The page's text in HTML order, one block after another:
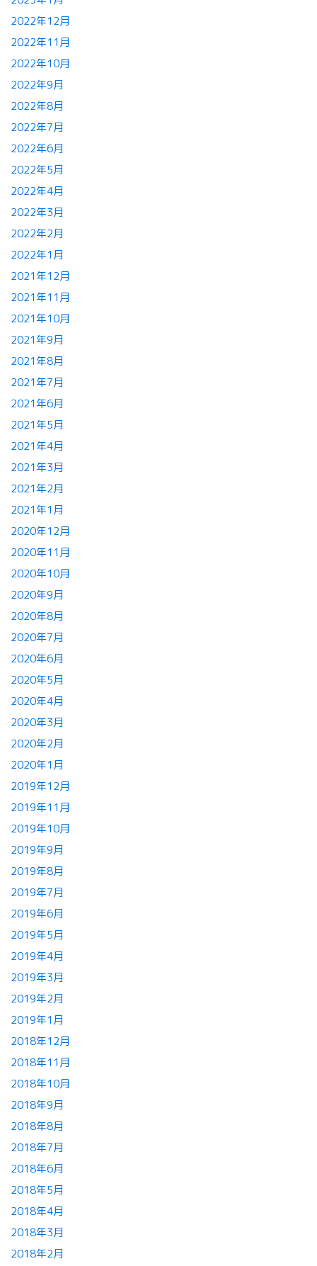
2022年12月
2022年11月
2022年10月
2022年9月
2022年8月
2022年7月
2022年6月
2022年5月
2022年4月
2022年3月
2022年2月
2022年1月
2021年12月
2021年11月
2021年10月
2021年9月
2021年8月
2021年7月
2021年6月
2021年5月
2021年4月
2021年3月
2021年2月
2021年1月
2020年12月
2020年11月
2020年10月
2020年9月
2020年8月
2020年7月
2020年6月
2020年5月
2020年4月
2020年3月
2020年2月
2020年1月
2019年12月
2019年11月
2019年10月
2019年9月
2019年8月
2019年7月
2019年6月
2019年5月
2019年4月
2019年3月
2019年2月
2019年1月
2018年12月
2018年11月
2018年10月
2018年9月
2018年8月
2018年7月
2018年6月
2018年5月
2018年4月
2018年3月
2018年2月